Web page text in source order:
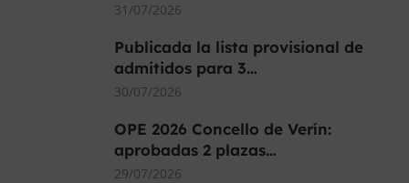
31/07/2026
Publicada la lista provisional de
admitidos para 3…
30/07/2026
OPE 2026 Concello de Verín:
aprobadas 2 plazas…
29/07/2026